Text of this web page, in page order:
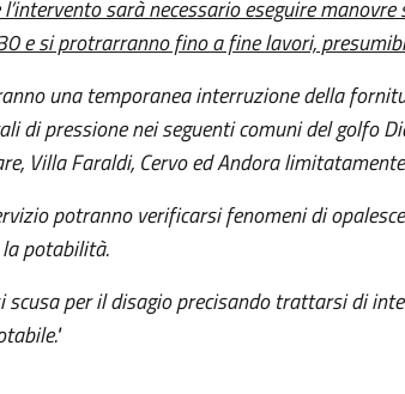
sarà necessario eseguire
e si protrarranno fino a fine lavori,
una temporanea interruzione della
di pressione nei seguenti comuni del golfo
Villa Faraldi, Cervo ed Andora
potranno verificarsi fenomeni di
potabilità.
scusa per il disagio precisando trattarsi di